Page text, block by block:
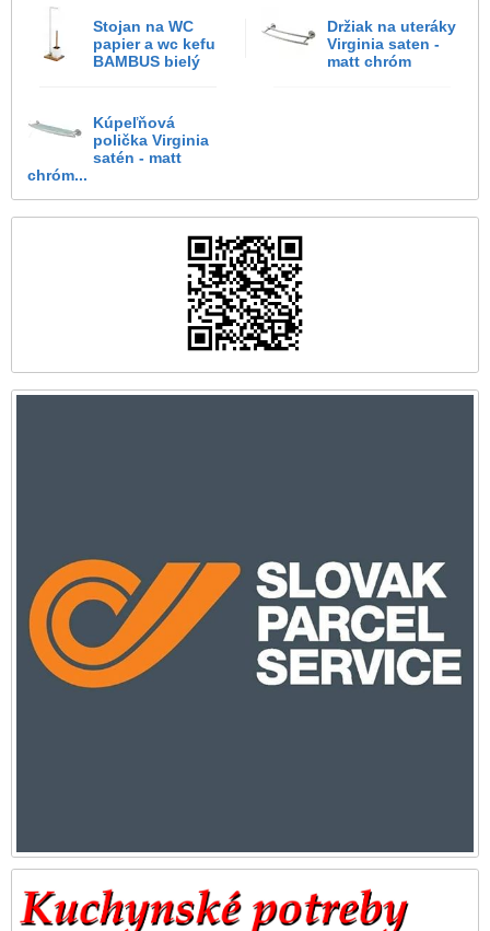
Stojan na WC
papier a wc kefu
BAMBUS bielý
Držiak na uteráky
Virginia saten -
matt chróm
Kúpeľňová
polička Virginia
satén - matt
chróm...